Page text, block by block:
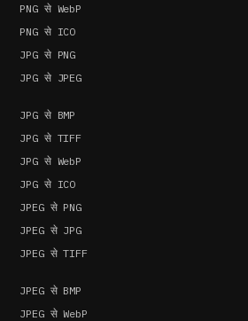
PNG से WebP
PNG से ICO
JPG से PNG
JPG से JPEG
JPG से BMP
JPG से TIFF
JPG से WebP
JPG से ICO
JPEG से PNG
JPEG से JPG
JPEG से TIFF
JPEG से BMP
JPEG से WebP